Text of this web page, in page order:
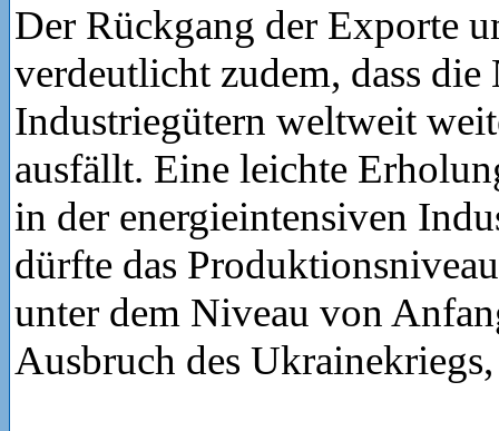
Der Rückgang der Exporte
verdeutlicht zudem, dass die
Industriegütern weltweit
ausfällt. Eine leichte
in der energieintensiven
dürfte das
unter dem Niveau von
Ausbruch des